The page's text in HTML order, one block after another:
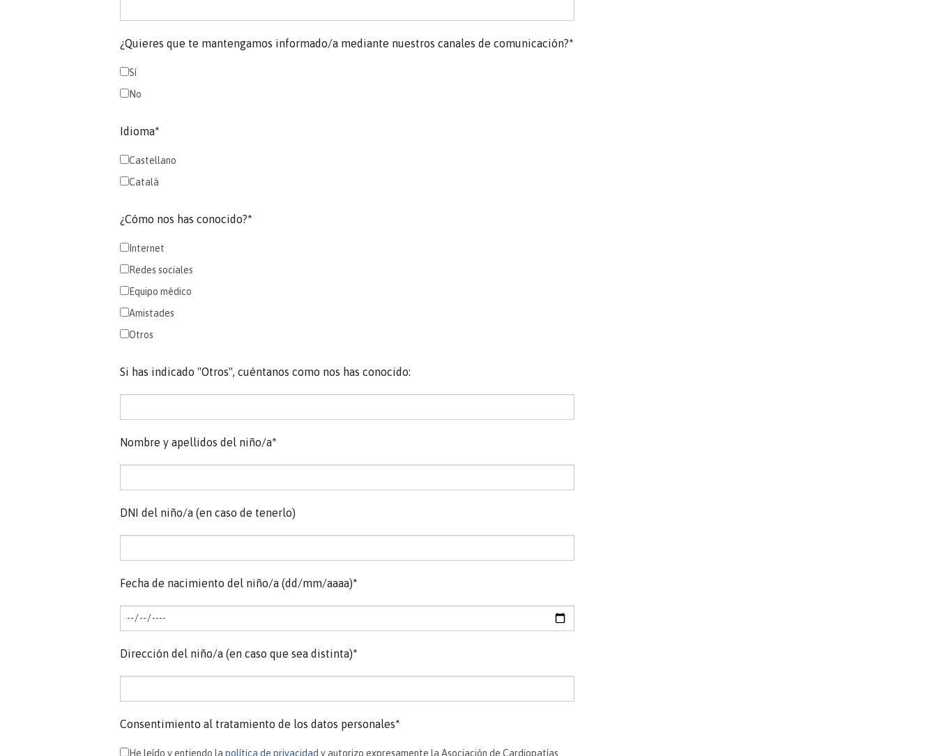
¿Quieres que te mantengamos informado/a mediante nuestros canales de comunicación?*
Sí
No
Idioma*
Castellano
Català
¿Cómo nos has conocido?*
Internet
Redes sociales
Equipo médico
Amistades
Otros
Si has indicado "Otros", cuéntanos como nos has conocido:
Nombre y apellidos del niño/a*
DNI del niño/a (en caso de tenerlo)
Fecha de nacimiento del niño/a (dd/mm/aaaa)*
Dirección del niño/a (en caso que sea distinta)*
Consentimiento al tratamiento de los datos personales*
He leído y entiendo la política de privacidad y autorizo expresamente la Asociación de Cardiopatías